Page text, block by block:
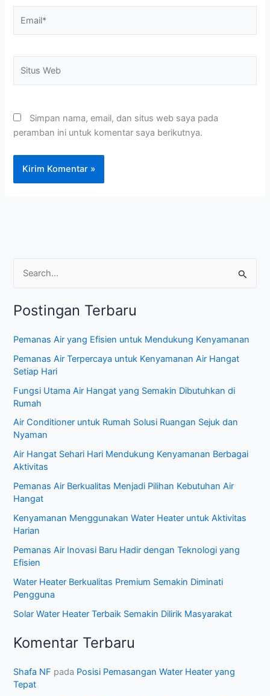
Web
Simpan nama, email, dan situs web saya pada
peramban ini untuk komentar saya berikutnya.
r
u
n
u
:
Postingan Terbaru
Pemanas Air yang Efisien untuk Mendukung Kenyamanan
Pemanas Air Terpercaya untuk Kenyamanan Air Hangat
Setiap Hari
Fungsi Utama Air Hangat yang Semakin Dibutuhkan di
Rumah
Air Conditioner untuk Rumah Solusi Ruangan Sejuk dan
Nyaman
Air Hangat Sehari Hari Mendukung Kenyamanan Berbagai
Aktivitas
Pemanas Air Berkualitas Menjadi Pilihan Kebutuhan Air
Hangat
Kenyamanan Menggunakan Water Heater untuk Aktivitas
Harian
Pemanas Air Inovasi Baru Hadir dengan Teknologi yang
Efisien
Water Heater Berkualitas Premium Semakin Diminati
Pengguna
Solar Water Heater Terbaik Semakin Dilirik Masyarakat
Komentar Terbaru
Shafa NF pada Posisi Pemasangan Water Heater yang
Tepat